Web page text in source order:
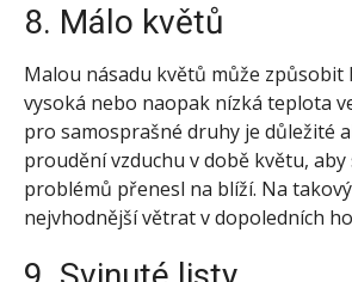
8. Málo květů
Malou násadu květů může způsobit
vysoká nebo naopak nízká teplota
pro samosprašné druhy je důležité
proudění vzduchu v době květu, aby
problémů přenesl na blíží. Na
nejvhodnější větrat v dopoledních